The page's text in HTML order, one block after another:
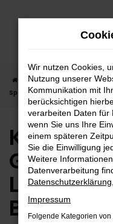
Zum
Startseite Balingen
Sportswagon Gebrauchtwagen
Kia
Balingen
Wir nutzen Cookies,
Nutzung unserer
Kommunikation mit
berücksichtigen
verarbeiten Daten für
wenn Sie uns Ihre
einem späteren
Sie die Einwilligung
Weitere
Datenverarbeitung
Datenschutzerklärung
Impressum
Folgende Kategorien